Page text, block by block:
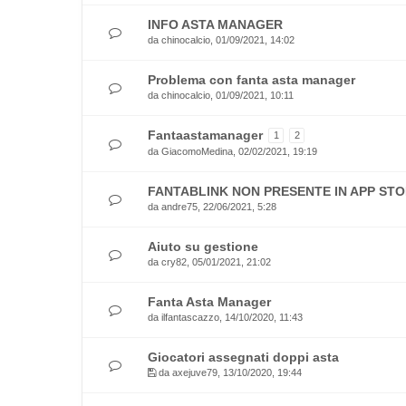
INFO ASTA MANAGER
da chinocalcio , 01/09/2021, 14:02
Problema con fanta asta manager
da chinocalcio , 01/09/2021, 10:11
Fantaastamanager 1
2
da GiacomoMedina , 02/02/2021, 19:19
FANTABLINK NON PRESENTE IN APP
da andre75 , 22/06/2021, 5:28
Aiuto su gestione
da cry82 , 05/01/2021, 21:02
Fanta Asta Manager
da ilfantascazzo , 14/10/2020, 11:43
Giocatori assegnati doppi asta
da axejuve79 , 13/10/2020, 19:44